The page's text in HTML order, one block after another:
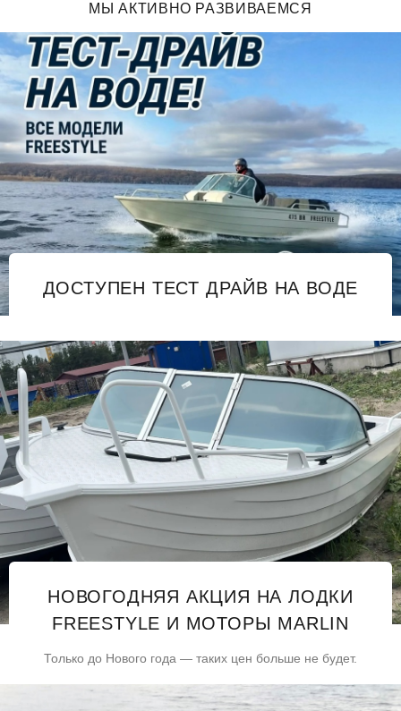
МЫ АКТИВНО РАЗВИВАЕМСЯ
ДОСТУПЕН ТЕСТ ДРАЙВ НА ВОДЕ
НОВОГОДНЯЯ АКЦИЯ НА ЛОДКИ
FREESTYLE И МОТОРЫ MARLIN
Только до Нового года — таких цен больше не будет.